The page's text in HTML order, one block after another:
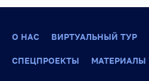
О НАС ВИРТУАЛЬНЫЙ ТУР
СПЕЦПРОЕКТЫ МАТЕРИАЛЫ